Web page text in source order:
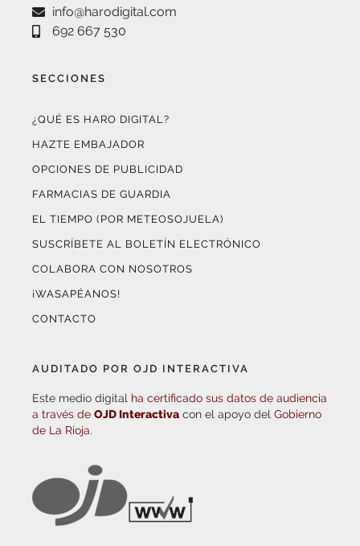
info@harodigital.com
692 667 530
SECCIONES
¿QUÉ ES HARO DIGITAL?
HAZTE EMBAJADOR
OPCIONES DE PUBLICIDAD
FARMACIAS DE GUARDIA
EL TIEMPO (POR METEOSOJUELA)
SUSCRÍBETE AL BOLETÍN ELECTRÓNICO
COLABORA CON NOSOTROS
¡WASAPÉANOS!
CONTACTO
AUDITADO POR OJD INTERACTIVA
Este medio digital ha certificado sus datos de audiencia
a través de OJD Interactiva con el apoyo del Gobierno
de La Rioja.